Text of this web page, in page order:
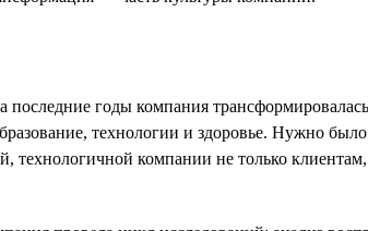
годы компания трансформировалась
технологии и здоровье. Нужно было
технологичной компании не только